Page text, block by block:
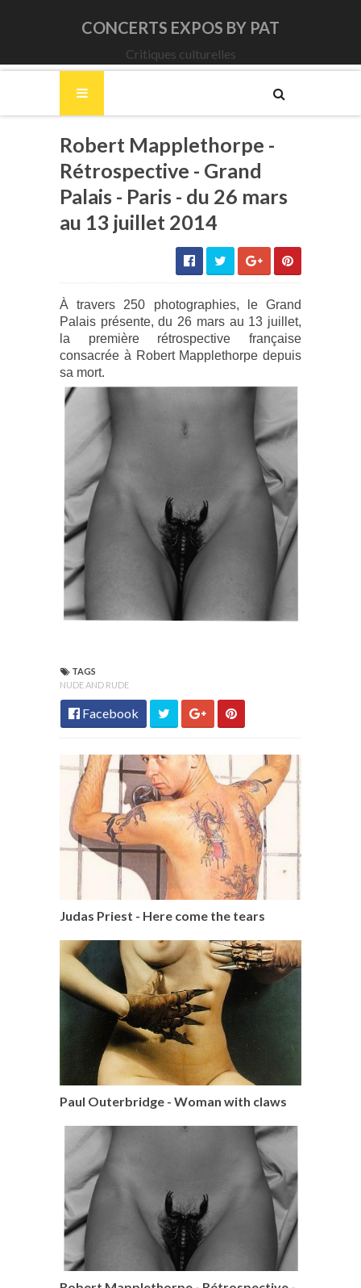
CONCERTS EXPOS BY PAT
Critiques culturelles
Robert Mapplethorpe -
Rétrospective - Grand
Palais - Paris - du 26 mars
au 13 juillet 2014
À travers 250 photographies, le Grand
Palais présente, du 26 mars au 13 juillet,
la première rétrospective française
consacrée à Robert Mapplethorpe depuis
sa mort.
TAGS
NUDE AND RUDE
Facebook
Judas Priest - Here come the tears
Paul Outerbridge - Woman with claws